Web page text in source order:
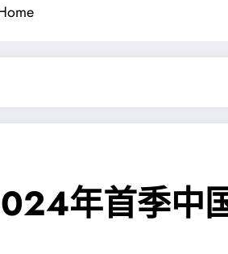
年首季中